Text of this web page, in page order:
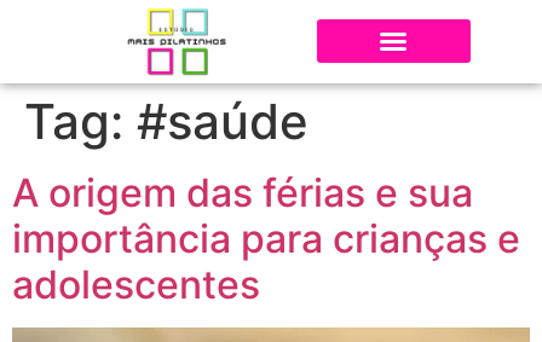
Tag: #saúde
A origem das férias e sua
importância para crianças e
adolescentes